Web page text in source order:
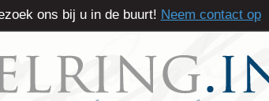
ons bij u in de buurt! Neem contact op